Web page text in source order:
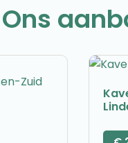
Ons